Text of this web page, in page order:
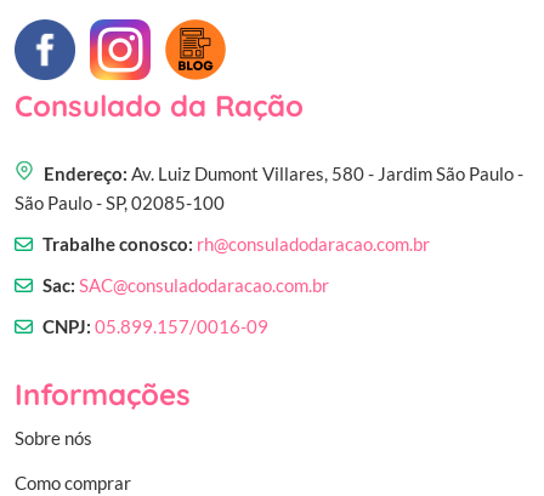
Consulado da Ração
Endereço: Av. Luiz Dumont Villares, 580 - Jardim São Paulo -
São Paulo - SP, 02085-100
Trabalhe conosco: rh@consuladodaracao.com.br
Sac: SAC@consuladodaracao.com.br
CNPJ: 05.899.157/0016-09
Informações
Sobre nós
Como comprar